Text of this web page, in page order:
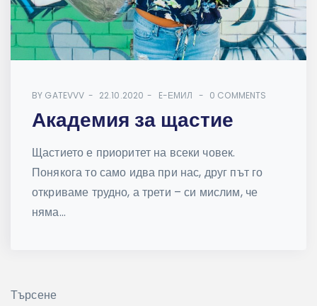
BY GATEVVV 22.10.2020 E-ЕМИЛ 0 COMMENTS
Академия за щастие
Щастието е приоритет на всеки човек.
Понякога то само идва при нас, друг път го
откриваме трудно, а трети – си мислим, че
няма...
Търсене